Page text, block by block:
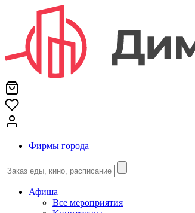
Фирмы города
Афиша
Все мероприятия